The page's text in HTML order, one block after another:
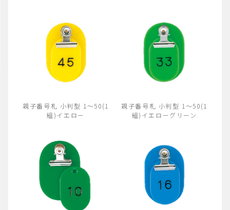
親子番号札 小判型 1～50(1
組)イエロー
親子番号札 小判型 1～50(1
組)イエローグリーン